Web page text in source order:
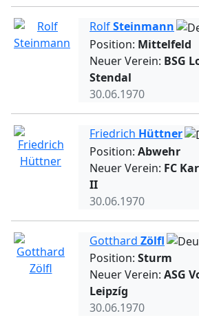
RolfSteinmann
Position: Mittelfeld
Neuer Verein: BSG
Stendal
30.06.1970
Friedrich Hüttner
Position: Abwehr
Neuer Verein: FC
II
30.06.1970
Gotthard Zölfl
Position: Sturm
Neuer Verein: ASG
Leipzíg
30.06.1970